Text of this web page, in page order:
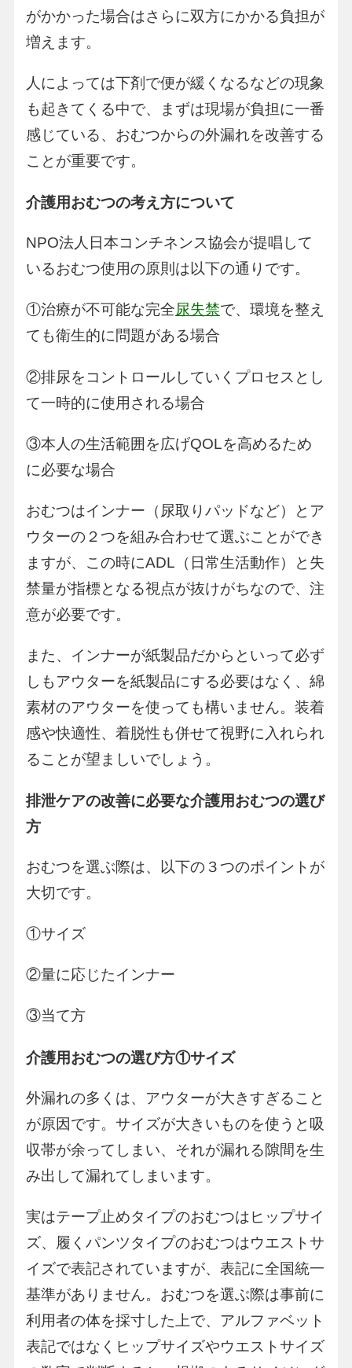
がかかった場合はさらに双方にかかる負担が
増えます。
人によっては下剤で便が緩くなるなどの現象
も起きてくる中で、まずは現場が負担に一番
感じている、おむつからの外漏れを改善する
ことが重要です。
介護用おむつの考え方について
NPO法人日本コンチネンス協会が提唱して
いるおむつ使用の原則は以下の通りです。
①治療が不可能な完全尿失禁で、環境を整え
ても衛生的に問題がある場合
②排尿をコントロールしていくプロセスとし
て一時的に使用される場合
③本人の生活範囲を広げQOLを高めるため
に必要な場合
おむつはインナー（尿取りパッドなど）とア
ウターの２つを組み合わせて選ぶことができ
ますが、この時にADL（日常生活動作）と失
禁量が指標となる視点が抜けがちなので、注
意が必要です。
また、インナーが紙製品だからといって必ず
しもアウターを紙製品にする必要はなく、綿
素材のアウターを使っても構いません。装着
感や快適性、着脱性も併せて視野に入れられ
ることが望ましいでしょう。
排泄ケアの改善に必要な介護用おむつの選び
方
おむつを選ぶ際は、以下の３つのポイントが
大切です。
①サイズ
②量に応じたインナー
③当て方
介護用おむつの選び方①サイズ
外漏れの多くは、アウターが大きすぎること
が原因です。サイズが大きいものを使うと吸
収帯が余ってしまい、それが漏れる隙間を生
み出して漏れてしまいます。
実はテープ止めタイプのおむつはヒップサイ
ズ、履くパンツタイプのおむつはウエストサ
イズで表記されていますが、表記に全国統一
基準がありません。おむつを選ぶ際は事前に
利用者の体を採寸した上で、アルファベット
表記ではなくヒップサイズやウエストサイズ